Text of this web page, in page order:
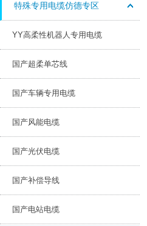
特殊专用电缆仿德专区
YY高柔性机器人专用电缆
国产超柔单芯线
国产车辆专用电缆
国产风能电缆
国产光伏电缆
国产补偿导线
国产电站电缆